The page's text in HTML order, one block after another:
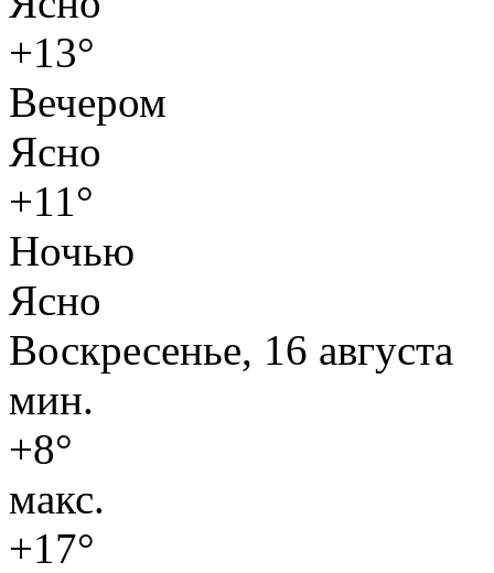
+13°
Вечером
Ясно
+11°
Ночью
Ясно
Воскресенье, 16 августа
мин.
+8°
макс.
+17°